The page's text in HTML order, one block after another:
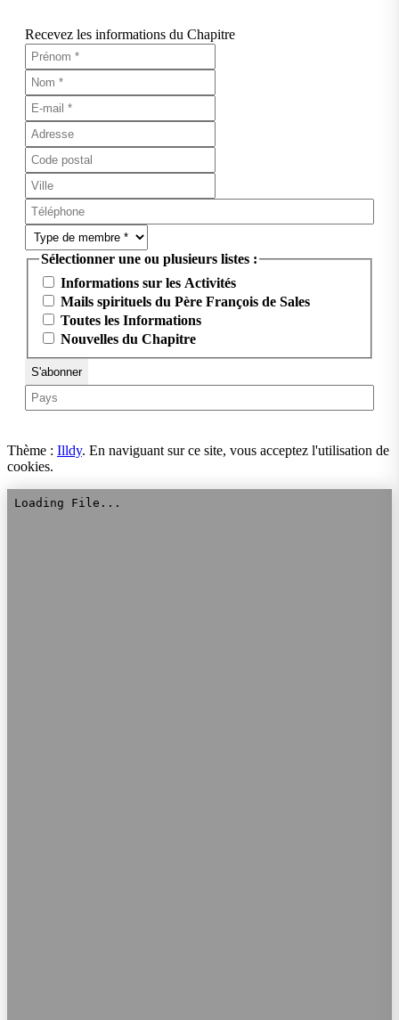
Recevez les informations du Chapitre
Sélectionner une ou plusieurs listes :
Informations sur les Activités
Mails spirituels du Père François de Sales
Toutes les Informations
Nouvelles du Chapitre
Thème : Illdy. En naviguant sur ce site, vous acceptez l'utilisation de
cookies.